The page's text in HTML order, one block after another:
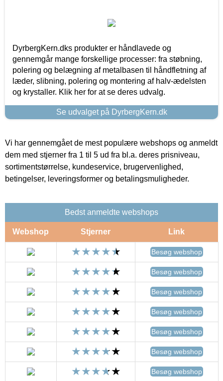
DyrbergKern.dks produkter er håndlavede og
gennemgår mange forskellige processer: fra støbning,
polering og belægning af metalbasen til håndfletning af
læder, slibning, polering og montering af halv-ædelsten
og krystaller. Klik her for at se deres udvalg.
Se udvalget på DyrbergKern.dk
Vi har gennemgået de mest populære webshops og anmeldt
dem med stjerner fra 1 til 5 ud fra bl.a. deres prisniveau,
sortimentstørrelse, kundeservice, brugervenlighed,
betingelser, leveringsformer og betalingsmuligheder.
Bedst anmeldte webshops
Webshop Stjerner Link
Besøg webshop
Besøg webshop
Besøg webshop
Besøg webshop
Besøg webshop
Besøg webshop
Besøg webshop